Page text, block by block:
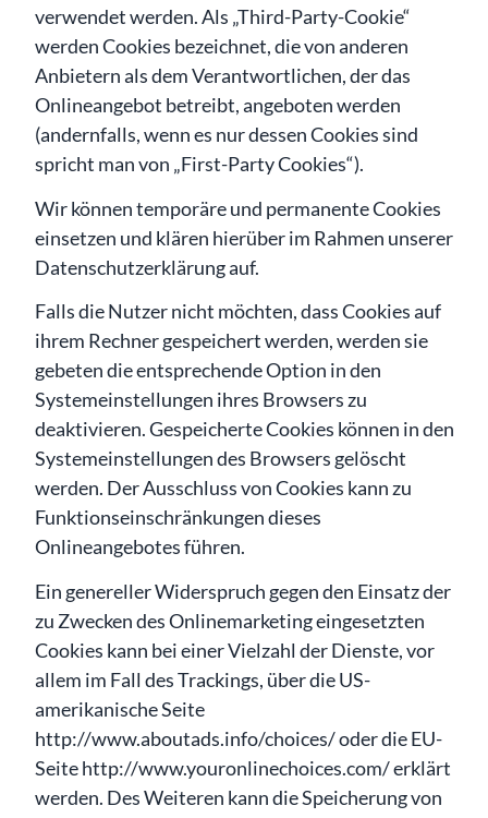
verwendet werden. Als „Third-Party-Cookie“
werden Cookies bezeichnet, die von anderen
Anbietern als dem Verantwortlichen, der das
Onlineangebot betreibt, angeboten werden
(andernfalls, wenn es nur dessen Cookies sind
spricht man von „First-Party Cookies“).
Wir können temporäre und permanente Cookies
einsetzen und klären hierüber im Rahmen unserer
Datenschutzerklärung auf.
Falls die Nutzer nicht möchten, dass Cookies auf
ihrem Rechner gespeichert werden, werden sie
gebeten die entsprechende Option in den
Systemeinstellungen ihres Browsers zu
deaktivieren. Gespeicherte Cookies können in den
Systemeinstellungen des Browsers gelöscht
werden. Der Ausschluss von Cookies kann zu
Funktionseinschränkungen dieses
Onlineangebotes führen.
Ein genereller Widerspruch gegen den Einsatz der
zu Zwecken des Onlinemarketing eingesetzten
Cookies kann bei einer Vielzahl der Dienste, vor
allem im Fall des Trackings, über die US-
amerikanische Seite
http://www.aboutads.info/choices/ oder die EU-
Seite http://www.youronlinechoices.com/ erklärt
werden. Des Weiteren kann die Speicherung von